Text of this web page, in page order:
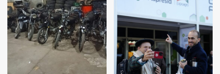
Accidente en Ruta 5: falleció un
joven de Trenque Lauquen